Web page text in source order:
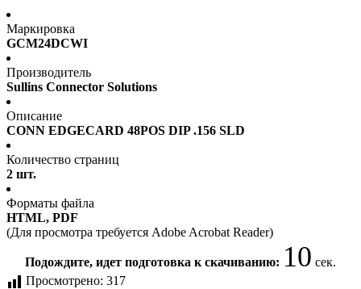
Маркировка
GCM24DCWI
Производитель
Sullins Connector Solutions
Описание
CONN EDGECARD 48POS DIP .156 SLD
Количество страниц
2 шт.
Форматы файла
HTML, PDF
(Для просмотра требуется Adobe Acrobat Reader)
Подождите, идет подготовка к скачиванию:9сек.
Просмотрено: 317